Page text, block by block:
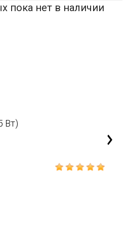
пока нет в наличии
Вт)